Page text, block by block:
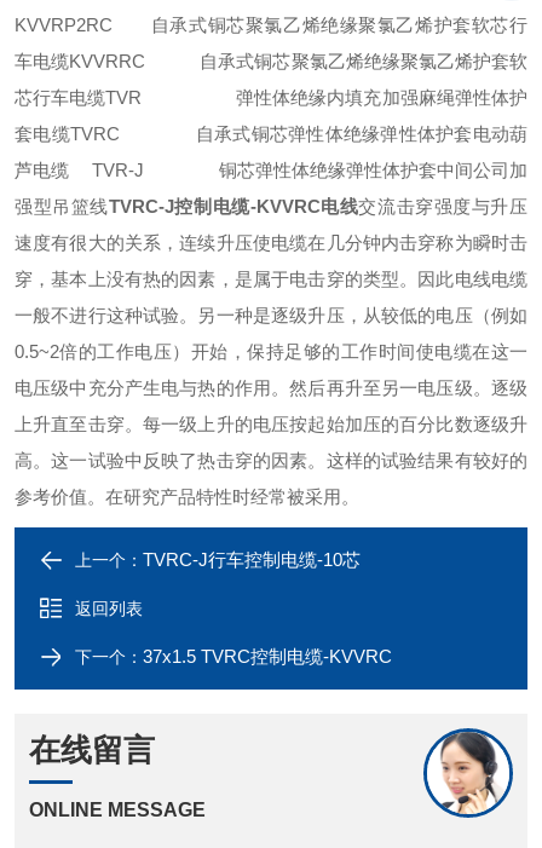
KVVRP2RC 自承式铜芯聚氯乙烯绝缘聚氯乙烯护套软芯行
车电缆KVVRRC 自承式铜芯聚氯乙烯绝缘聚氯乙烯护套软
芯行车电缆TVR 弹性体绝缘内填充加强麻绳弹性体护
套电缆TVRC 自承式铜芯弹性体绝缘弹性体护套电动葫
芦电缆 TVR-J 铜芯弹性体绝缘弹性体护套中间公司加
强型吊篮线TVRC-J控制电缆-KVVRC电线交流击穿强度与升压
速度有很大的关系，连续升压使电缆在几分钟内击穿称为瞬时击
穿，基本上没有热的因素，是属于电击穿的类型。因此电线电缆
一般不进行这种试验。另一种是逐级升压，从较低的电压（例如
0.5~2倍的工作电压）开始，保持足够的工作时间使电缆在这一
电压级中充分产生电与热的作用。然后再升至另一电压级。逐级
上升直至击穿。每一级上升的电压按起始加压的百分比数逐级升
高。这一试验中反映了热击穿的因素。这样的试验结果有较好的
参考价值。在研究产品特性时经常被采用。
上一个： TVRC-J行车控制电缆-10芯
返回列表
下一个： 37x1.5 TVRC控制电缆-KVVRC
在线留言
ONLINE MESSAGE